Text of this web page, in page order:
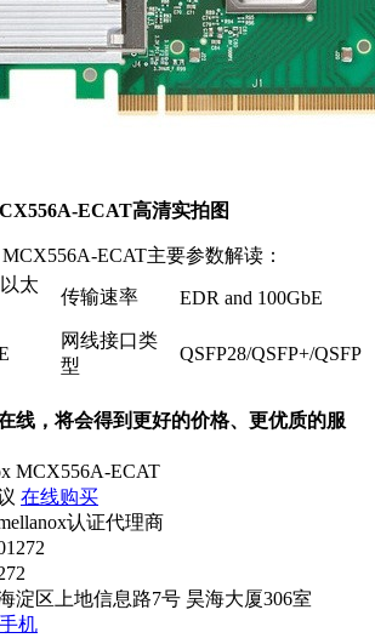
ECAT高清实拍图
ECAT主要参数解读：
太
传输速率 EDR and 100GbE
网线接口类
型
QSFP28/QSFP+/QSFP
线，将会得到更好的价格、更优质的服
MCX556A-ECAT
在线购买
认证代理商
淀区上地信息路7号 昊海大厦306室
机